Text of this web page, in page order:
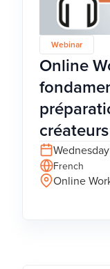
Webinar
Online
French
Online